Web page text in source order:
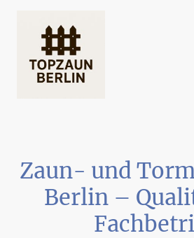
Zaun- und
Berlin –